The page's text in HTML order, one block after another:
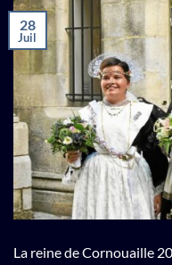
28
Juil
La reine de Cornouaille